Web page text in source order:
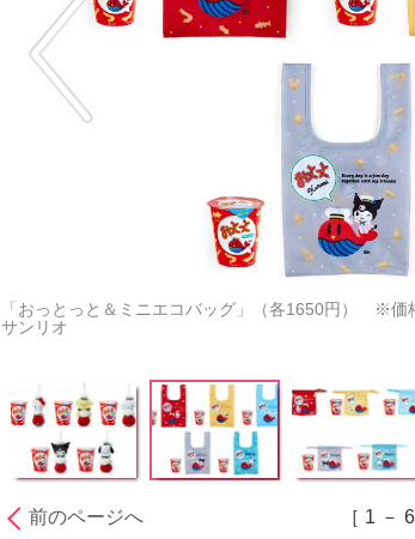
「おっとっと＆ミニエコバッグ」（各1650円） ※価
サンリオ
前のページへ ［ 1 －